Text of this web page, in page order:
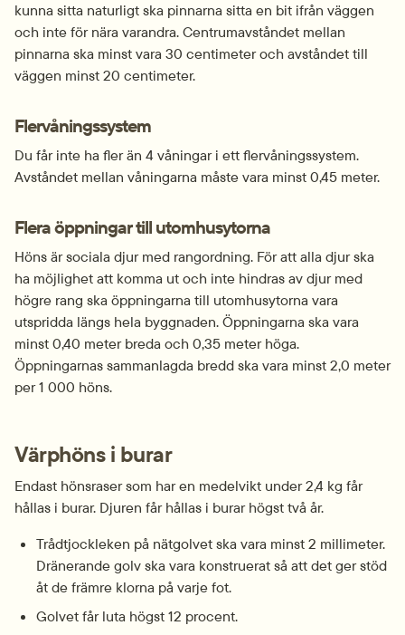
kunna sitta naturligt ska pinnarna sitta en bit ifrån väggen
och inte för nära varandra. Centrumavståndet mellan
pinnarna ska minst vara 30 centimeter och avståndet till
väggen minst 20 centimeter.
Flervåningssystem
Du får inte ha fler än 4 våningar i ett flervåningssystem.
Avståndet mellan våningarna måste vara minst 0,45 meter.
Flera öppningar till utomhusytorna
Höns är sociala djur med rangordning. För att alla djur ska
ha möjlighet att komma ut och inte hindras av djur med
högre rang ska öppningarna till utomhusytorna vara
utspridda längs hela byggnaden. Öppningarna ska vara
minst 0,40 meter breda och 0,35 meter höga.
Öppningarnas sammanlagda bredd ska vara minst 2,0 meter
per 1 000 höns.
Värphöns i burar
Endast hönsraser som har en medelvikt under 2,4 kg får
hållas i burar. Djuren får hållas i burar högst två år.
Trådtjockleken på nätgolvet ska vara minst 2 millimeter.
Dränerande golv ska vara konstruerat så att det ger stöd
åt de främre klorna på varje fot.
Golvet får luta högst 12 procent.